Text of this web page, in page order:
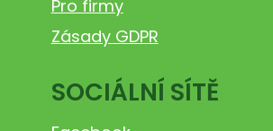
Pro firmy
Zásady GDPR
SOCIÁLNÍ SÍTĚ